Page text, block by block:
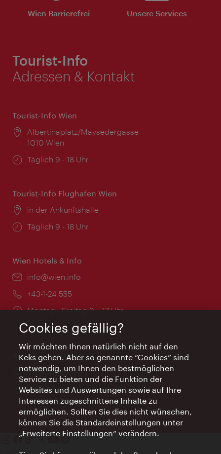
Wien Barrierefrei Unsere Services
Tourist-Info
Adressen & Kontakt
Tourist-Info Wien
Ort:
Albertinaplatz/Maysedergasse
1010 Wien
Öffnungszeiten:
Täglich 9 - 18 Uhr
Tourist-Info Flughafen Wien
Ort:
in der Ankunftshalle
Öffnungszeiten:
Täglich 9 - 18 Uhr
Wien Hotels & Info
Email:
info@wien.info
Telefon:
+43-1-24 555
Öffnungszeiten:
Montag - Freitag 9 – 17 Uhr
Feiertags geschlossen
AI Concierge Wien
Ort:
concierge.wien.info
Öffnungszeiten:
Informationen rund um die Uhr
Cookies gefällig?
Wir möchten Ihnen natürlich nicht auf den
Keks gehen. Aber so genannte “Cookies” sind
notwendig, um Ihnen den bestmöglichen
Service zu bieten und die Funktion der
Websites und Auswertungen sowie auf Ihre
Interessen zugeschnittene Inhalte zu
ermöglichen. Sollten Sie dies nicht wünschen,
können Sie die Standardeinstellungen unter
„Erweiterte Einstellungen“ verändern.